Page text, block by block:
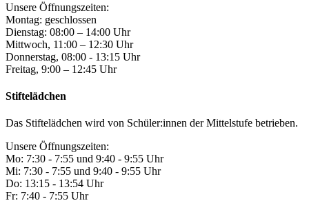
Unsere Öffnungszeiten:
Montag: geschlossen
Dienstag: 08:00 – 14:00 Uhr
Mittwoch, 11:00 – 12:30 Uhr
Donnerstag, 08:00 - 13:15 Uhr
Freitag, 9:00 – 12:45 Uhr
Stiftelädchen
Das Stiftelädchen wird von Schüler:innen der Mittelstufe betrieben.
Unsere Öffnungszeiten:
Mo: 7:30 - 7:55 und 9:40 - 9:55 Uhr
Mi: 7:30 - 7:55 und 9:40 - 9:55 Uhr
Do: 13:15 - 13:54 Uhr
Fr: 7:40 - 7:55 Uhr